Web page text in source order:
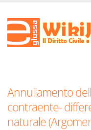
Annullamento
contraente-
naturale